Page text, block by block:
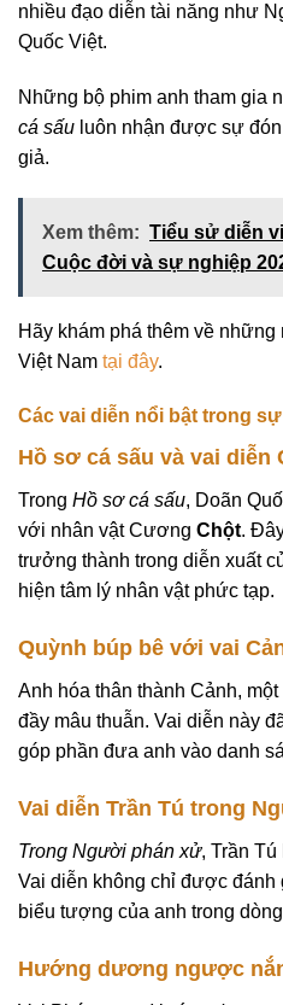
nhiều đạo diễn tài năng như
Quốc Việt.
Những bộ phim anh tham gia
cá sấu luôn nhận được sự
giả.
Xem thêm: Tiểu sử diễn
Cuộc đời và sự nghiệp
Hãy khám phá thêm về
Việt Nam tại đây.
Các vai diễn nổi bật trong
Hồ sơ cá sấu và vai diễn
Trong Hồ sơ cá sấu, Doãn
với nhân vật Cương Chột.
trưởng thành trong diễn xuất
hiện tâm lý nhân vật phức tạp.
Quỳnh búp bê với vai
Anh hóa thân thành Cảnh,
đầy mâu thuẫn. Vai diễn này
góp phần đưa anh vào danh
Vai diễn Trần Tú trong
Trong Người phán xử, Trần Tú
Vai diễn không chỉ được đánh
biểu tượng của anh trong
Hướng dương ngược